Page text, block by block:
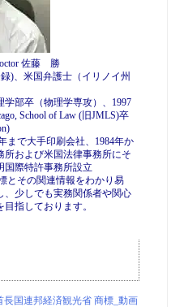
佐藤 勝
録)、米国弁護士（イリノイ州
学部卒（物理学専攻）、1997
School of Law (旧JMLS)卒
まで大手印刷会社、1984年か
所および米国法律事務所にそ
国際特許事務所設立
とその関連情報をわかり易
、少しでも実務関係者や関心
指しております。
長国連邦経済観光省 商標_動画